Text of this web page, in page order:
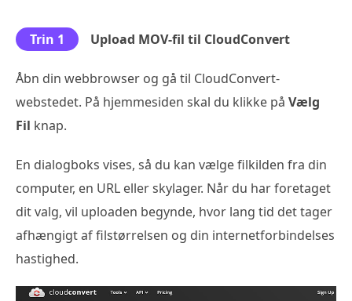
Trin 1 Upload MOV-fil til CloudConvert
Åbn din webbrowser og gå til CloudConvert-
webstedet. På hjemmesiden skal du klikke på Vælg
Fil knap.
En dialogboks vises, så du kan vælge filkilden fra din
computer, en URL eller skylager. Når du har foretaget
dit valg, vil uploaden begynde, hvor lang tid det tager
afhængigt af filstørrelsen og din internetforbindelses
hastighed.